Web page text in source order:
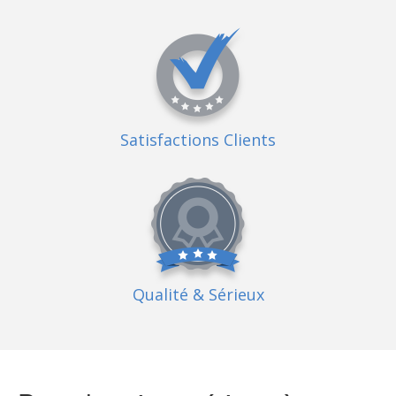
Satisfactions Clients
Qualité & Sérieux